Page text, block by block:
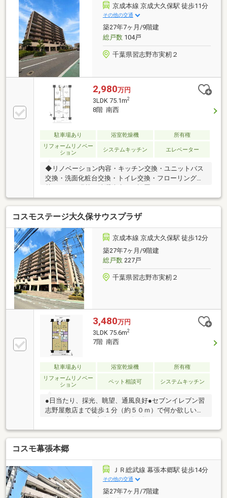
成大久保駅南店 徒歩9分(約680m)・大久保小学校 徒歩
10分(約780m)・富士見公園 徒歩3分(約210m)■ ご希望
の住まい探しをお手伝いします ━━━━━・・・物件
の詳細・ご相談はお気軽にお問い合わせください。
京成本線 京成大久保駅 徒歩11分
その他の交通
築27年7ヶ月/9階建
総戸数104戸
千葉県習志野市実籾２
2,980万円
3LDK 75.1m2
8階 南西
駐車場あり 浴室乾燥機
所有権
リフォームリノベー
ション
システムキッチン エレベーター
◆リノベーション内容・キッチン交換・ユニットバス
交換・洗面化粧台交換・トイレ交換・フローリング張
ング ほか◆空室につきお気軽にご内覧いただけま
す。ご希望の日時をお申し出ください！◆8階につき
眺望良好◆全室6帖以上のゆとりある間取◆リビング
を見渡せる対面式キッチン◆浴室乾燥機があり、雨の
日のお洗濯やカビ予防にも活躍します！◆安心のオー
トロックセキュリティ＜担当 籾山＞備考：駐車場
月額6 500円～10 000円（空き状況は要確認）/建築基
準法上の表記は2SLDKとなります
コスモステージ大久保サウスプラザ
京成本線 京成大久保駅 徒歩12分
築27年7ヶ月/9階建
総戸数227戸
千葉県習志野市実籾２
3,480万円
3LDK 75.6m2
7階 南西
駐車場あり 浴室乾燥機
所有権
リフォームリノベー
ション
ペット相談可 システムキッチン
●日当たり、採光、眺望、通風良好●セブンイレブン習
志野屋敷店まで徒歩１分（約５０ｍ）で何か欲しい時
ンス■新規内装リフォーム実施中（２０２６年９月上
旬工事完了）・システムキッチン交換（食器洗浄乾燥
機付き）・ユニットバス交換（浴室換気乾燥機付
き）・洗面化粧台交換・トイレ交換・ガス給湯器交換
（追い焚き可能）・全室フローリング、クロス張替
え・全室建具交換・コンセント、スイッチパネル交
換 等々
コスモ幕張本郷
ＪＲ総武線 幕張本郷駅 徒歩14分
その他の交通
築27年7ヶ月/7階建